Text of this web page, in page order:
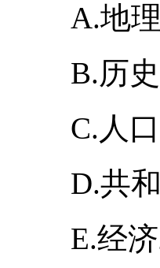
A.地
B.历
C.人
D.共
E.经